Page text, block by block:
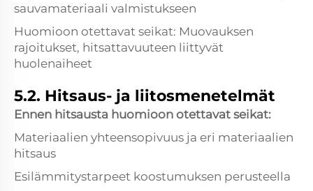
sauvamateriaali valmistukseen
Huomioon otettavat seikat: Muovauksen
rajoitukset, hitsattavuuteen liittyvät
huolenaiheet
5.2. Hitsaus- ja liitosmenetelmät
Ennen hitsausta huomioon otettavat seikat:
Materiaalien yhteensopivuus ja eri materiaalien
hitsaus
Esilämmitystarpeet koostumuksen perusteella